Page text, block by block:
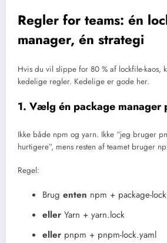
Regler for teams: én
manager, én strategi
Hvis du vil slippe for 80 % af lockfile-kaos,
kedelige regler. Kedelige er gode her.
1. Vælg én package manager
Ikke både npm og yarn. Ikke “jeg bruger
hurtigere”, mens resten af teamet bruger
Regel:
Brug enten npm + package-
eller Yarn + yarn.lock
eller pnpm + pnpm-lock.yaml